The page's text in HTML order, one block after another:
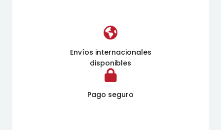
Envíos internacionales
disponibles
Pago seguro